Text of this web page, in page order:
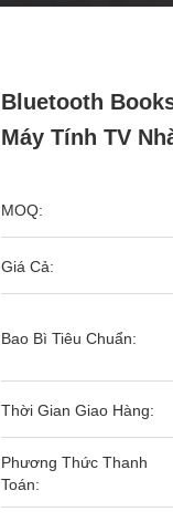
Bluetooth
Máy Tính TV
MOQ:
Giá Cả:
Bao Bì Tiêu Chuẩn:
Thời Gian Giao Hàng:
Phương Thức Thanh
Toán: